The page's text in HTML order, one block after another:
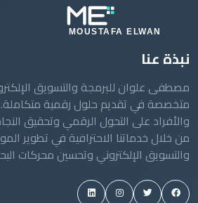
مصطفى علوان للبرمجة والتسويق
والأفراد على التحول الرقمي وتحقيق
من خلال خدماتنا الاحترافية في تطوير
والتسويق الإلكتروني وتحسين محركات
روابط سريعة
الرئيسية